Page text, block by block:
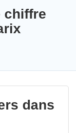
chiffre
dans